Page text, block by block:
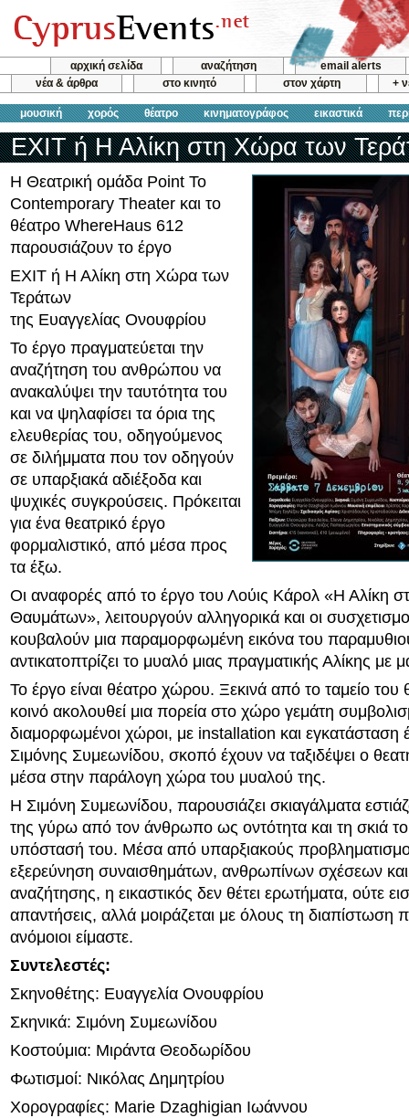
αρχική σελίδα αναζήτηση
email alerts
νέα & άρθρα
στο κινητό στον χάρτη +
μουσική χορός θέατρο κινηματογράφος εικαστικά
ΕΧΙΤ ή Η Αλίκη στη Χώρα των
Η Θεατρική ομάδα Point To
Contemporary Theater και το
θέατρο WhereHaus 612
παρουσιάζουν το έργο
EXIT ή Η Αλίκη στη Χώρα των
Τεράτων
της Ευαγγελίας Ονουφρίου
Το έργο πραγματεύεται την
αναζήτηση του ανθρώπου να
ανακαλύψει την ταυτότητα του
και να ψηλαφίσει τα όρια της
ελευθερίας του, οδηγούμενος
σε διλήμματα που τον οδηγούν
σε υπαρξιακά αδιέξοδα και
ψυχικές συγκρούσεις. Πρόκειται
για ένα θεατρικό έργο
φορμαλιστικό, από μέσα προς
τα έξω.
Οι αναφορές από το έργο του Λούις Κάρολ «Η Αλίκη
Θαυμάτων», λειτουργούν αλληγορικά και οι
κουβαλούν μια παραμορφωμένη εικόνα του
αντικατοπτρίζει το μυαλό μιας πραγματικής Αλίκης με
Το έργο είναι θέατρο χώρου. Ξεκινά από το ταμείο του
κοινό ακολουθεί μια πορεία στο χώρο γεμάτη
διαμορφωμένοι χώροι, με installation και εγκατάσταση
Σιμόνης Συμεωνίδου, σκοπό έχουν να ταξιδέψει ο
μέσα στην παράλογη χώρα του μυαλού της.
Η Σιμόνη Συμεωνίδου, παρουσιάζει σκιαγάλματα
της γύρω από τον άνθρωπο ως οντότητα και τη σκιά
υπόστασή του. Μέσα από υπαρξιακούς
εξερεύνηση συναισθημάτων, ανθρωπίνων σχέσεων και
αναζήτησης, η εικαστικός δεν θέτει ερωτήματα, ούτε
απαντήσεις, αλλά μοιράζεται με όλους τη διαπίστωση
ανόμοιοι είμαστε.
Συντελεστές:
Σκηνοθέτης: Ευαγγελία Ονουφρίου
Σκηνικά: Σιμόνη Συμεωνίδου
Κοστούμια: Μιράντα Θεοδωρίδου
Φωτισμοί: Νικόλας Δημητρίου
Χορογραφίες: Marie Dzaghigian Ιωάννου